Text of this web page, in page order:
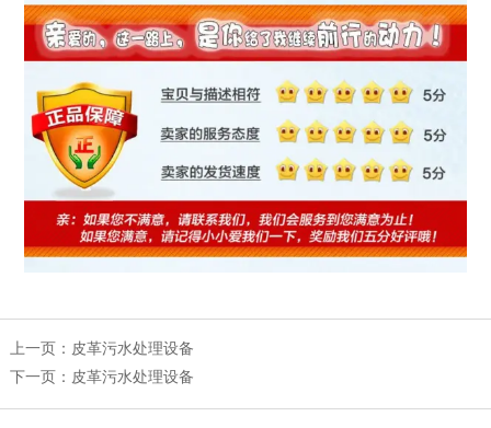
上一页： 皮革污水处理设备
下一页： 皮革污水处理设备